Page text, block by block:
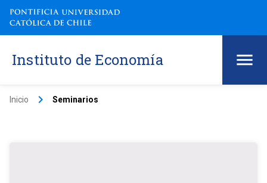
Instituto de Economía
Inicio keyboard_arrow_right Seminarios